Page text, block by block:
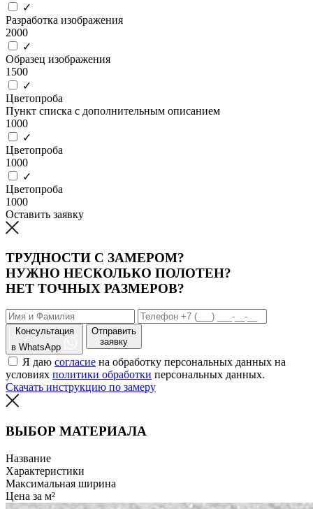
✓
Разработка изображения
2000
✓
Образец изображения
1500
✓
Цветопроба
Пункт списка с дополнительным описанием
1000
✓
Цветопроба
1000
✓
Цветопроба
1000
Оставить заявку
ТРУДНОСТИ С ЗАМЕРОМ?
НУЖНО НЕСКОЛЬКО ПОЛОТЕН?
НЕТ ТОЧНЫХ РАЗМЕРОВ?
Консультация
в WhatsApp
Отправить
заявку
Я даю согласие на обработку персональных данных на
условиях политики обработки персональных данных.
Скачать инструкцию по замеру
ВЫБОР МАТЕРИАЛА
Название
Характеристики
Максимальная ширина
Цена за м²